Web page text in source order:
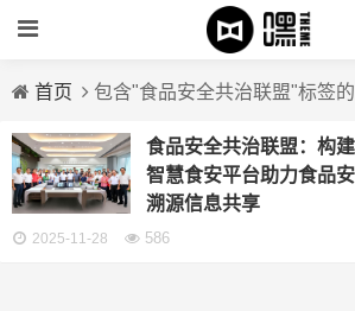
首页 包含"食品安全共治联盟"标签
食品安全共治联盟：构
智慧食安平台助力食品
溯源信息共享
2025-11-28 586